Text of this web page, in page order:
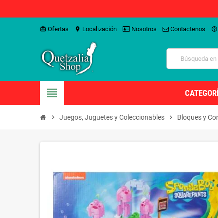
card_giftcard Ofertas location_on Localización Nosotros Contactenos help_outline
view_headline
chevron_right Juegos, Juguetes y Coleccionables chevron_right Bloques y